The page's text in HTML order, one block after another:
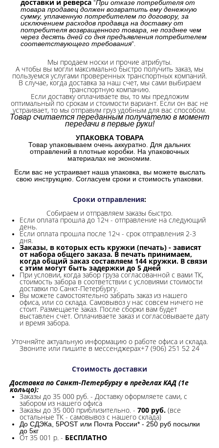
доставки и реверса "При отказе потребителя от
товара продавец должен возвратить ему денежную
сумму, уплаченную потребителем по договору, за
исключением расходов продавца на доставку от
потребителя возвращенного товара, не позднее чем
через десять дней со дня предъявления потребителем
соответствующего требования".
Мы продаем носки и прочие атрибуты.
А чтобы вы могли максимально быстро получить заказ, мы
пользуемся услугами проверенных транспортных компаний.
В случае, когда доставка за наш счет, мы сами выбираем
транспортную компанию.
Если доставку оплачиваете вы, то мы предложим
оптимальный по срокам и стоимости вариант. Если он вас не
устраивает, то мы отправим груз удобным для вас способом.
Товар считается переданным получателю в момент
передачи в первые руки!
УПАКОВКА ТОВАРА
Товар упаковываем очень аккуратно. Для дальних
отправлений в плотные коробки. На упаковочных
материалах не экономим.
Если вас не устраивает наша упаковка, вы можете выслать
свою инструкцию. Согласуем сроки и стоимость упаковки.
Сроки отправления:
Собираем и отправляем заказы быстро.
Если оплата прошла до 12ч - отправление на следующий
день.
Если оплата прошла после 12ч - срок отправления 2-3
дня.
Заказы, в которых есть кружки (печать) - зависят
от набора общего заказа. В печать принимаем,
когда общий заказ составляем 144 кружки. В связи
с этим могут быть задержки до 5 дней
При условии, когда забор груза согласованной с вами ТК,
стоимость забора в соответствии с условиями стоимости
доставки по Санкт-Петербургу.
Вы можете самостоятельно забрать заказ из нашего
офиса, или со склада. Самовывоз у нас совсем ничего не
стоит. Размещаете заказ. После сборки вам будет
выставлен счет. Оплачиваете заказ и согласовываете дату
и время забора.
Уточняйте актуальную информацию о работе офиса и склада.
Звоните или пишите в мессенджерах+7 (906) 251 52 24
Стоимость доставки
Доставка по Санкт-Петербургу в пределах КАД (1е
кольцо):
Заказы до 35 000 руб. - Доставку оформляете сами, с
забором из нашего офиса
Заказы до 35 000 приблизительно. - 700 руб. (все
остальные ТК - самовывоз с нашего склада)
До СДЭКа, 5POST или Почта России* - 250 руб посылки
до 5кг
От 35 001 р. - БЕСПЛАТНО